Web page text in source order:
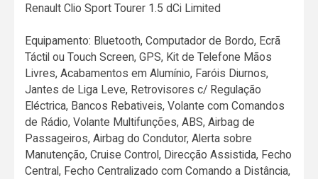
Renault Clio Sport Tourer 1.5 dCi Limited
Equipamento: Bluetooth, Computador de Bordo, Ecrã
Táctil ou Touch Screen, GPS, Kit de Telefone Mãos
Livres, Acabamentos em Alumínio, Faróis Diurnos,
Jantes de Liga Leve, Retrovisores c/ Regulação
Eléctrica, Bancos Rebativeis, Volante com Comandos
de Rádio, Volante Multifunções, ABS, Airbag de
Passageiros, Airbag do Condutor, Alerta sobre
Manutenção, Cruise Control, Direcção Assistida, Fecho
Central, Fecho Centralizado com Comando a Distância,